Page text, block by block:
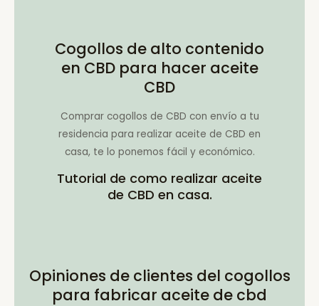
Cogollos de alto contenido
en CBD para hacer aceite
CBD
Comprar cogollos de CBD con envío a tu
residencia para realizar aceite de CBD en
casa, te lo ponemos fácil y económico.
Tutorial de como realizar aceite
de CBD en casa.
Opiniones de clientes del cogollos
para fabricar aceite de cbd